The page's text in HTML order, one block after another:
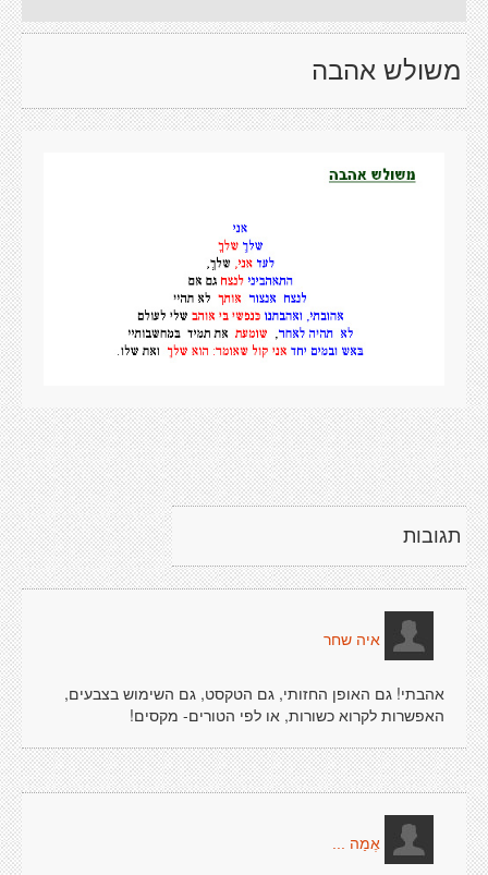
משולש אהבה
תגובות
איה שחר
אהבתי! גם האופן החזותי, גם הטקסט, גם השימוש בצבעים,
האפשרות לקרוא כשורות, או לפי הטורים- מקסים!
אֶמַה ...